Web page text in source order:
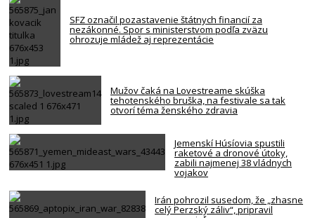
SFZ označil pozastavenie štátnych financií za
nezákonné. Spor s ministerstvom podľa zväzu
ohrozuje mládež aj reprezentácie
Mužov čaká na Lovestreame skúška
tehotenského bruška, na festivale sa tak
otvorí téma ženského zdravia
Jemenskí Húsíovia spustili
raketové a dronové útoky,
zabili najmenej 38 vládnych
vojakov
Irán pohrozil susedom, že „zhasne
celý Perzský záliv“, pripravil